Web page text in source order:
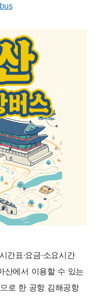
간표·요금·소요시간
에서 이용할 수 있는
로 한 공항 김해공항